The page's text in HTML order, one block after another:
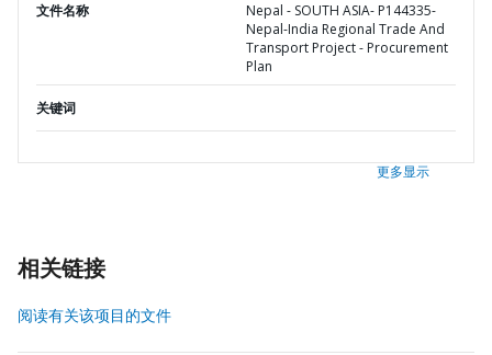
文件名称
Nepal - SOUTH ASIA- P144335-
Nepal-India Regional Trade And
Transport Project - Procurement
Plan
关键词
更多显示
相关链接
阅读有关该项目的文件